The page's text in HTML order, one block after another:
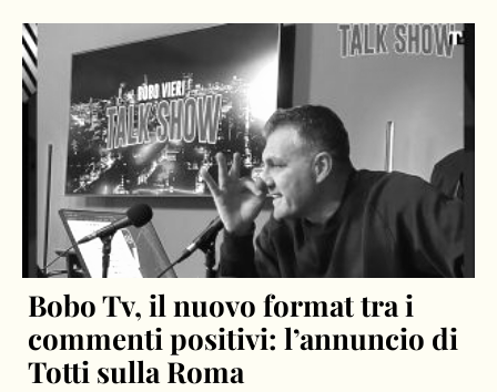
Bobo Tv, il nuovo format tra i
commenti positivi: l’annuncio di
Totti sulla Roma